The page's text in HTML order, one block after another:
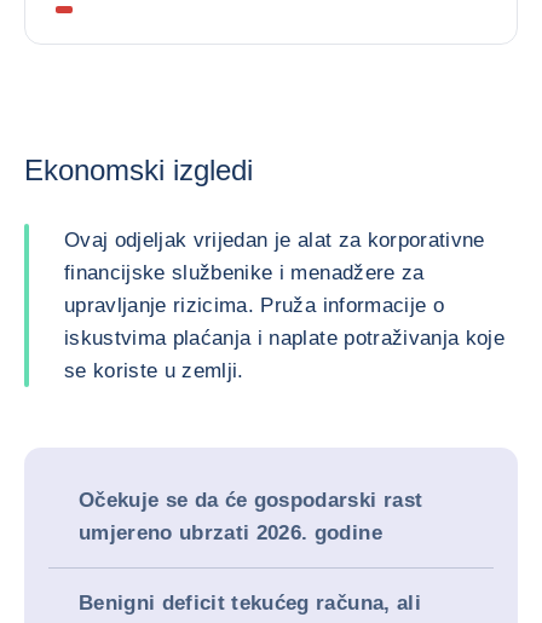
Ekonomski izgledi
Ovaj odjeljak vrijedan je alat za korporativne
financijske službenike i menadžere za
upravljanje rizicima. Pruža informacije o
iskustvima plaćanja i naplate potraživanja koje
se koriste u zemlji.
Očekuje se da će gospodarski rast
umjereno ubrzati 2026. godine
Benigni deficit tekućeg računa, ali